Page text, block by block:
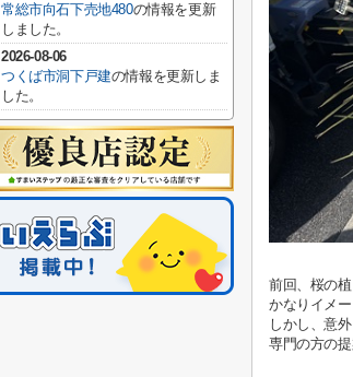
前回、桜の
かなりイメー
しかし、意
専門の方の提
常総市向石下売地480の情報を更新
しました。
2026-08-06
つくば市洞下戸建の情報を更新しま
した。